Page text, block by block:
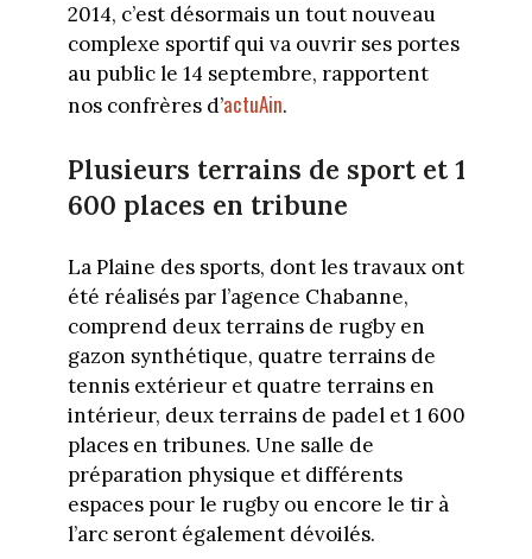
2014, c’est désormais un tout nouveau
complexe sportif qui va ouvrir ses portes
au public le 14 septembre, rapportent
nos confrères d’actuAin.
Plusieurs terrains de sport et 1
600 places en tribune
La Plaine des sports, dont les travaux ont
été réalisés par l’agence Chabanne,
comprend deux terrains de rugby en
gazon synthétique, quatre terrains de
tennis extérieur et quatre terrains en
intérieur, deux terrains de padel et 1 600
places en tribunes. Une salle de
préparation physique et différents
espaces pour le rugby ou encore le tir à
l’arc seront également dévoilés.